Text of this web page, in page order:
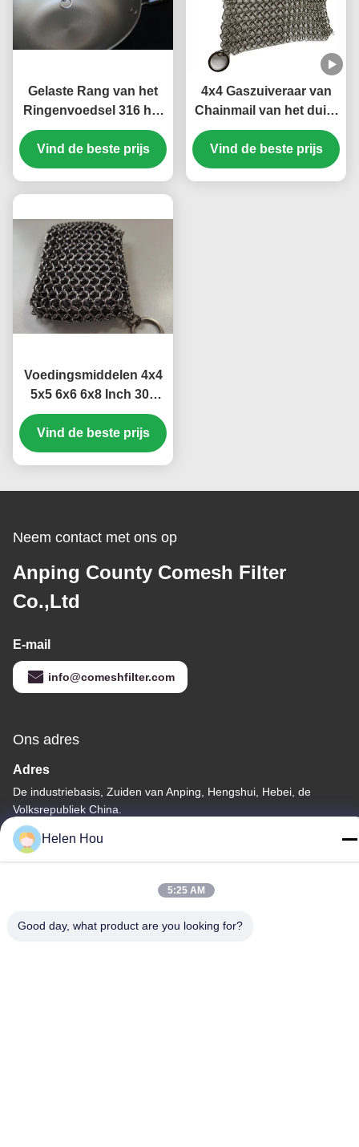
Gelaste Rang van het
Ringenvoedsel 316 het
Gietijzerreinigingsmachine
van Chainmail
Vind de beste prijs
4x4 Gaszuiveraar van
Chainmail van het duim
de Vierkante Roestvrije
staal voor Keuken
Vind de beste prijs
Voedingsmiddelen 4x4
5x5 6x6 6x8 Inch 304
316 roestvrij staal
ketenpoetser voor het
reinigen
Vind de beste prijs
Neem contact met ons op
Anping County Comesh Filter
Co.,Ltd
E-mail
info@comeshfilter.com
Ons adres
Adres
De industriebasis, Zuiden van Anping, Hengshui, Hebei, de
Volksrepubliek China.
Telefoon
86-318-7595879
Helen Hou
5:25 AM
Good day, what product are you looking for?